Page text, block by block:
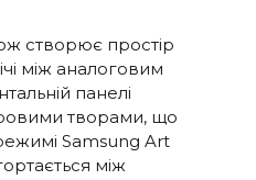
створює простір
між аналоговим
панелі
творами, що
Samsung Art
між